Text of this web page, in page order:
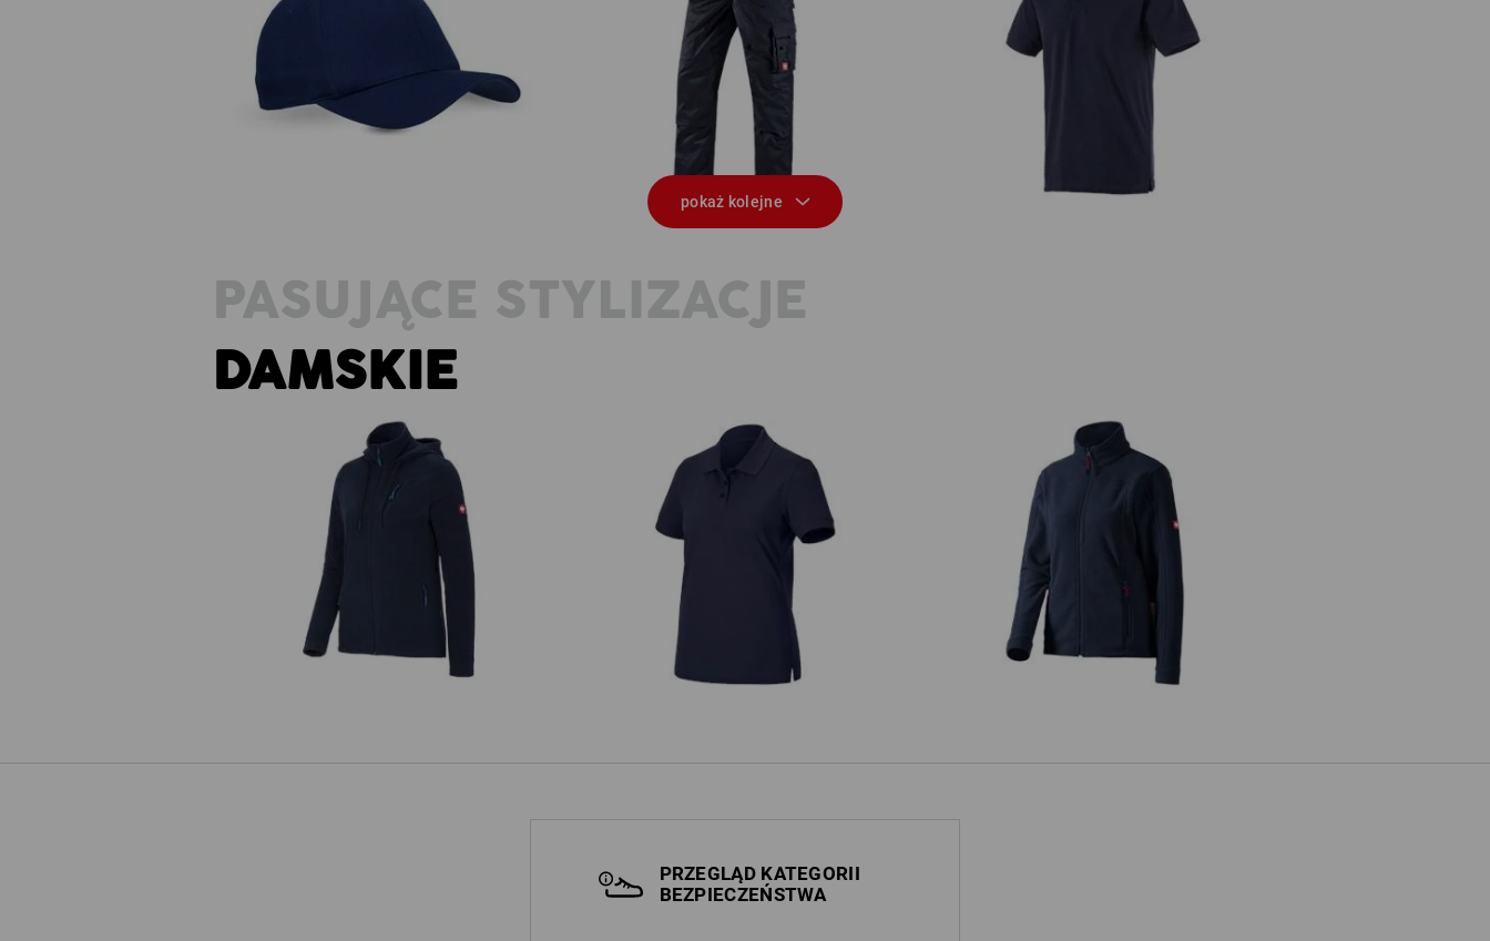
Czapka z daszkiem e.s.classic Spodnie do pasa e.s.classic Koszulka polo z piki e.s.industry
pokaż kolejne
PASUJĄCE STYLIZACJE
DAMSKIE
Kurtka polarowa z kapturem
e.s.motion 2020, damska
Koszulka polo z piki e.s.industry,
Damska kurtka polarowa e.s.classic
PRZEGLĄD KATEGORII
BEZPIECZEŃSTWA